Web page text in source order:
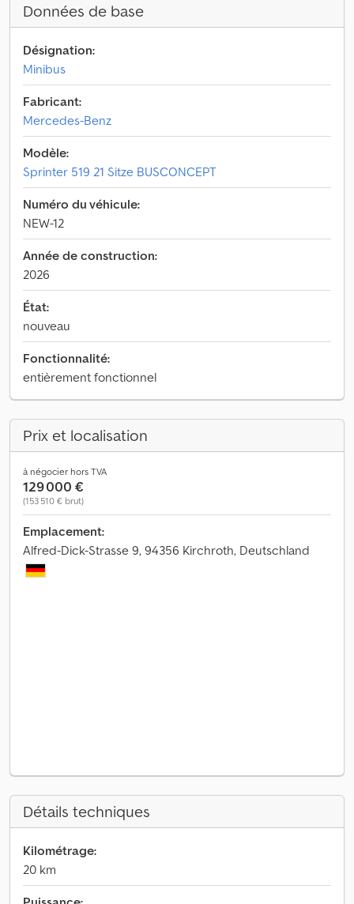
Données de base
Désignation:
Minibus
Fabricant:
Mercedes-Benz
Modèle:
Sprinter 519 21 Sitze BUSCONCEPT
Numéro du véhicule:
NEW-12
Année de construction:
2026
État:
nouveau
Fonctionnalité:
entièrement fonctionnel
Prix et localisation
à négocier hors TVA
129 000 €
(153 510 € brut)
Emplacement:
Alfred-Dick-Strasse 9, 94356 Kirchroth, Deutschland
Détails techniques
Kilométrage:
20 km